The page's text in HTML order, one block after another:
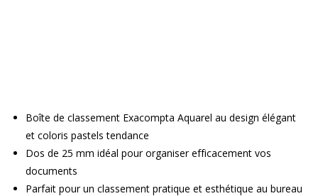
Boîte de classement Exacompta Aquarel au design élégant
et coloris pastels tendance
Dos de 25 mm idéal pour organiser efficacement vos
documents
Parfait pour un classement pratique et esthétique au bureau